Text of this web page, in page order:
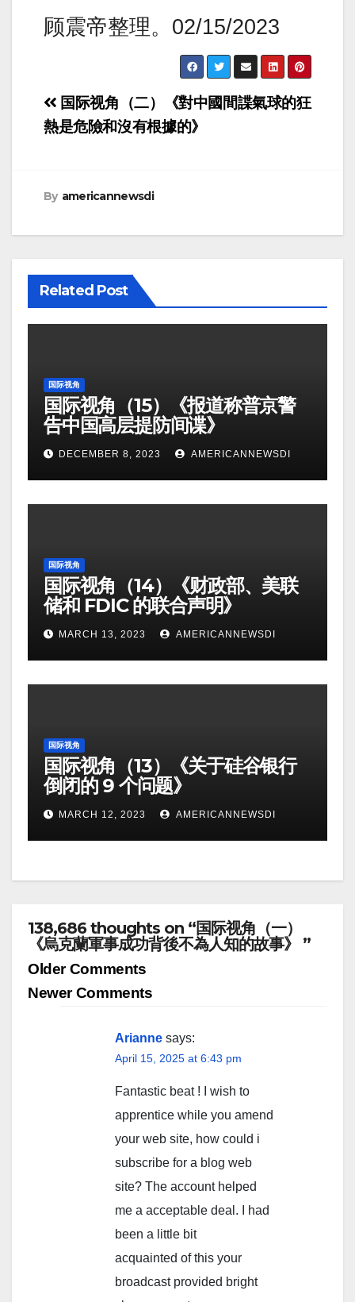
顾震帝整理。02/15/2023
Post
navigation
国际视角（二）《對中國間諜氣球的狂
熱是危險和沒有根據的》
By americannewsdi
Related Post
国际视角
国际视角（15）《报道称普京警
告中国高层提防间谍》
DECEMBER 8, 2023 AMERICANNEWSDI
国际视角
国际视角（14）《财政部、美联
储和 FDIC 的联合声明》
MARCH 13, 2023 AMERICANNEWSDI
国际视角
国际视角（13）《关于硅谷银行
倒闭的 9 个问题》
MARCH 12, 2023 AMERICANNEWSDI
138,686 thoughts on “国际视角（一）
《烏克蘭軍事成功背後不為人知的故事》 ”
Comment
navigation
Older Comments
Newer Comments
Arianne says:
April 15, 2025 at 6:43 pm
Fantastic beat ! I wish to
apprentice while you amend
your web site, how could i
subscribe for a blog web
site? The account helped
me a acceptable deal. I had
been a little bit
acquainted of this your
broadcast provided bright